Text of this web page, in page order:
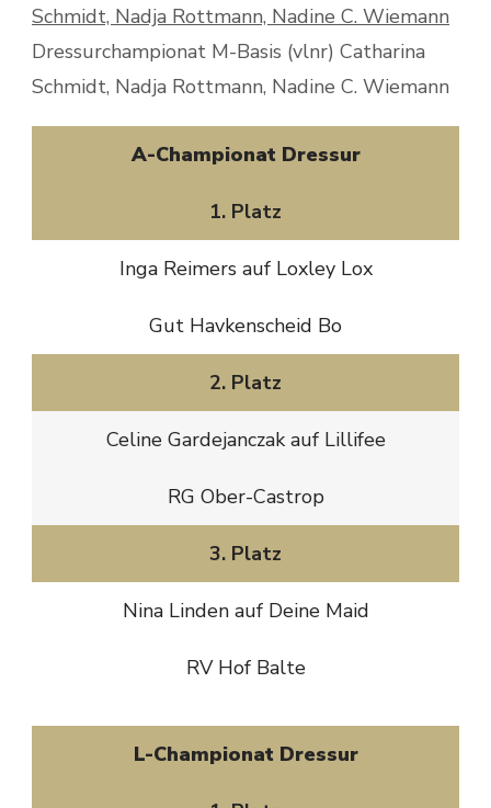
Dressurchampionat M-Basis (vlnr) Catharina
Schmidt, Nadja Rottmann, Nadine C. Wiemann
A-Championat Dressur
1. Platz
Inga Reimers auf Loxley Lox
Gut Havkenscheid Bo
2. Platz
Celine Gardejanczak auf Lillifee
RG Ober-Castrop
3. Platz
Nina Linden auf Deine Maid
RV Hof Balte
L-Championat Dressur